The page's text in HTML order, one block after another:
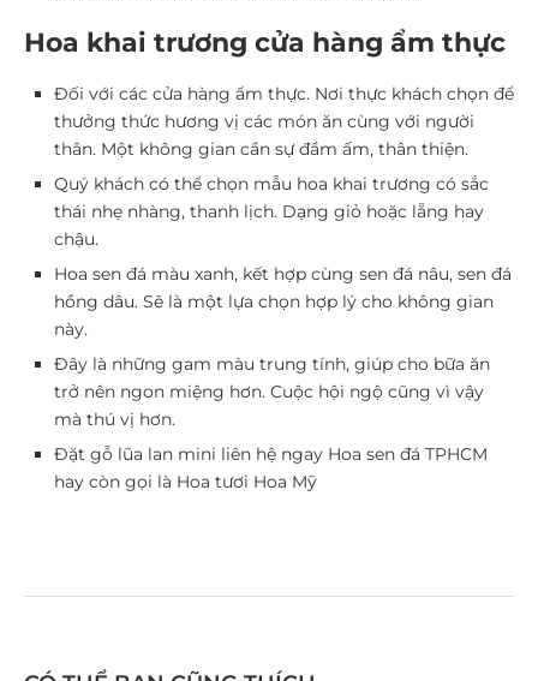
Hoa khai trương cửa hàng ẩm thực
Đối với các cửa hàng ẩm thực. Nơi thực khách chọn để
thưởng thức hương vị các món ăn cùng với người
thân. Một không gian cần sự đầm ấm, thân thiện.
Quý khách có thể chọn mẫu hoa khai trương có sắc
thái nhẹ nhàng, thanh lịch. Dạng giỏ hoặc lẵng hay
chậu.
Hoa sen đá màu xanh, kết hợp cùng sen đá nâu, sen đá
hồng dâu. Sẽ là một lựa chọn hợp lý cho không gian
này.
Đây là những gam màu trung tính, giúp cho bữa ăn
trở nên ngon miệng hơn. Cuộc hội ngộ cũng vì vậy
mà thú vị hơn.
Đặt gỗ lũa lan mini liên hệ ngay Hoa sen đá TPHCM
hay còn gọi là Hoa tươi Hoa Mỹ